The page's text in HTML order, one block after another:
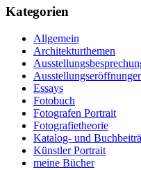
Kategorien
Allgemein
Architekturthemen
Essays
Fotobuch
Fotografen Portrait
Fotografietheorie
Katalog- und
Künstler Portrait
meine Bücher